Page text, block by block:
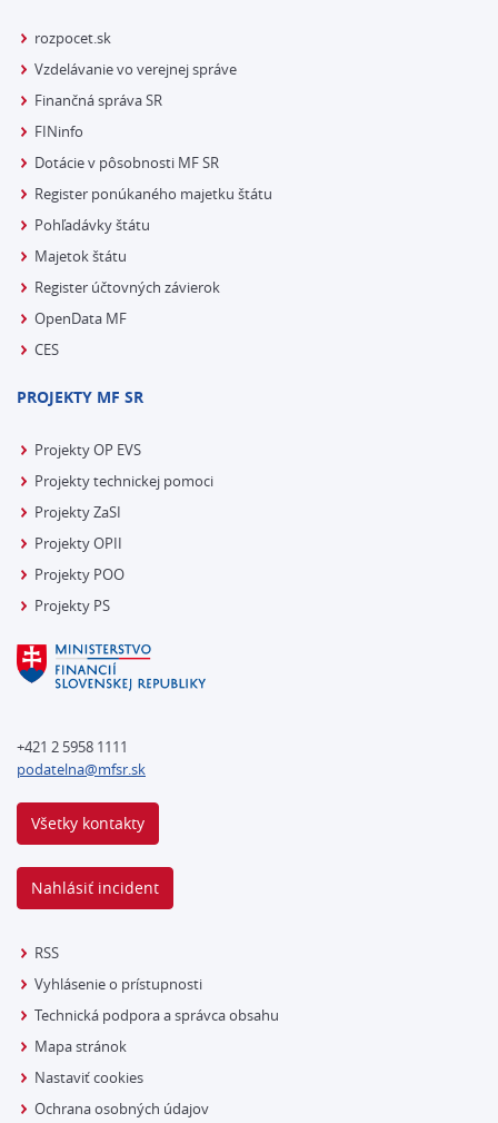
rozpocet.sk
Vzdelávanie vo verejnej správe
Finančná správa SR
FINinfo
Dotácie v pôsobnosti MF SR
Register ponúkaného majetku štátu
Pohľadávky štátu
Majetok štátu
Register účtovných závierok
OpenData MF
CES
PROJEKTY MF SR
Projekty OP EVS
Projekty technickej pomoci
Projekty ZaSI
Projekty OPII
Projekty POO
Projekty PS
+421 2 5958 1111
podatelna@mfsr.sk
Všetky kontakty
Nahlásiť incident
RSS
Vyhlásenie o prístupnosti
Technická podpora a správca obsahu
Mapa stránok
Nastaviť cookies
Ochrana osobných údajov